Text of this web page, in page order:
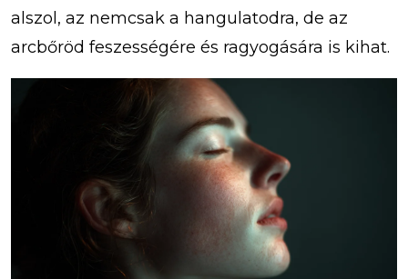
alszol, az nemcsak a hangulatodra, de az
arcbőröd feszességére és ragyogására is kihat.